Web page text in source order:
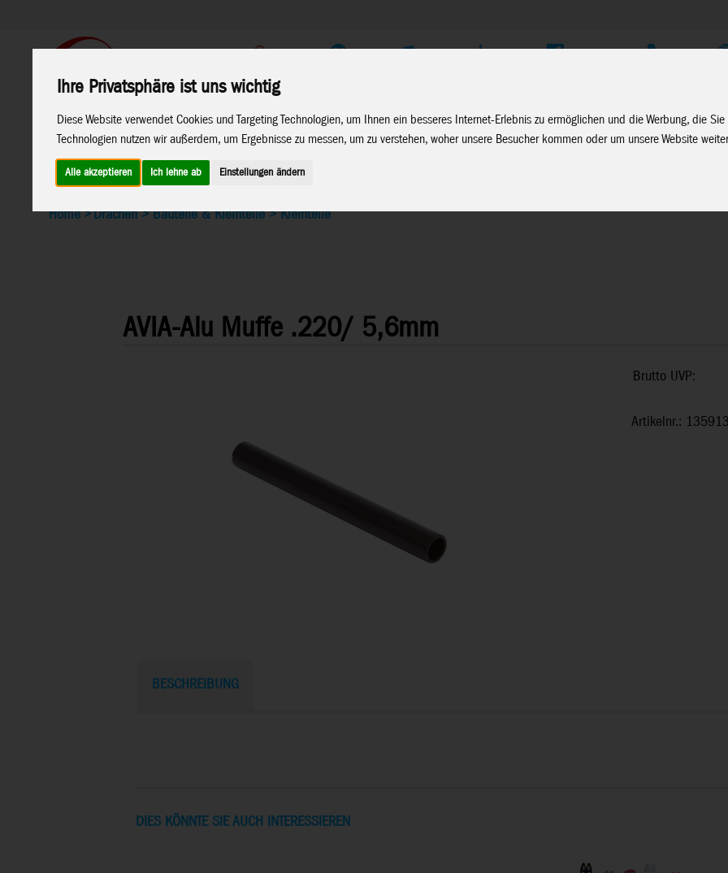
Ihre Privatsphäre ist uns wichtig
Diese Website verwendet Cookies und Targeting Technologien, um Ihnen ein besseres Internet-Erlebnis zu ermöglichen und die Werbung, die
Technologien nutzen wir außerdem, um Ergebnisse zu messen, um zu verstehen, woher unsere Besucher kommen oder um unsere Website
Alle akzeptieren Ich lehne ab Einstellungen ändern
Endkunden Shop
Home Marken
Home>Drachen>Bauteile & Kleinteile>Kleinteile
AVIA-Alu Muffe .220/ 5,6mm
Brutto UVP:
Artikelnr.: 135913
BESCHREIBUNG
DIES KÖNNTE SIE AUCH INTERESSIEREN